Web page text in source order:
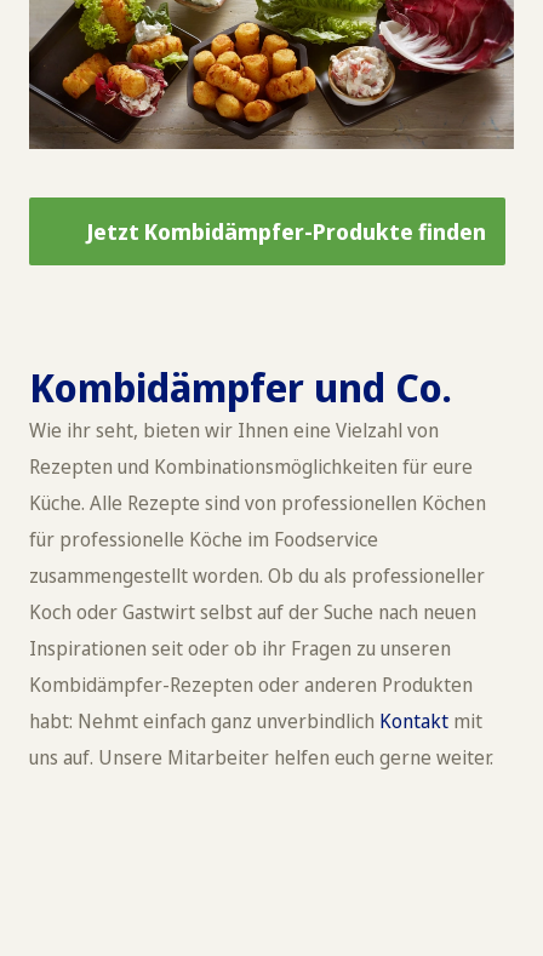
Jetzt Kombidämpfer-Produkte finden
Kombidämpfer und Co.
Wie ihr seht, bieten wir Ihnen eine Vielzahl von
Rezepten und Kombinationsmöglichkeiten für eure
Küche. Alle Rezepte sind von professionellen Köchen
für professionelle Köche im Foodservice
zusammengestellt worden. Ob du als professioneller
Koch oder Gastwirt selbst auf der Suche nach neuen
Inspirationen seit oder ob ihr Fragen zu unseren
Kombidämpfer-Rezepten oder anderen Produkten
habt: Nehmt einfach ganz unverbindlich Kontakt mit
uns auf. Unsere Mitarbeiter helfen euch gerne weiter.